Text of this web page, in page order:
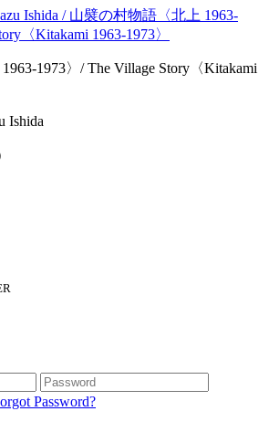
1973〉/ The Village Story〈Kitakami
Ishida
Password?